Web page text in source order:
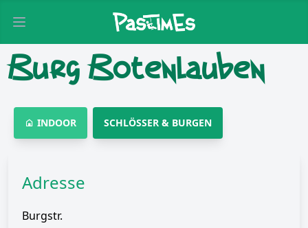
Open main menu
Burg Botenlauben
INDOOR SCHLÖSSER & BURGEN
Adresse
Burgstr.